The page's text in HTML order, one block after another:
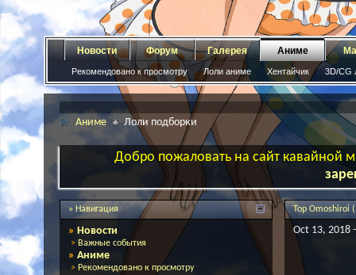
Новости Форум Галерея Аниме
Рекомендовано к просмотру Лоли аниме Хентайчик 3D/CG
Аниме Лоли подборки
Добро пожаловать на сайт кавайной
» Навигация
» Новости
> Важные события
» Аниме
> Рекомендовано к просмотру
Top Omoshiroi
Oct 13, 2018